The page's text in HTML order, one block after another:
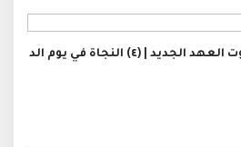
قناة الراعي الصالح | لاهوت العهد الجديد | (٤) النجاة في يوم الد